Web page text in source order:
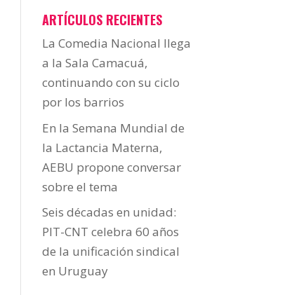
ARTÍCULOS RECIENTES
La Comedia Nacional llega
a la Sala Camacuá,
continuando con su ciclo
por los barrios
En la Semana Mundial de
la Lactancia Materna,
AEBU propone conversar
sobre el tema
Seis décadas en unidad:
PIT-CNT celebra 60 años
de la unificación sindical
en Uruguay